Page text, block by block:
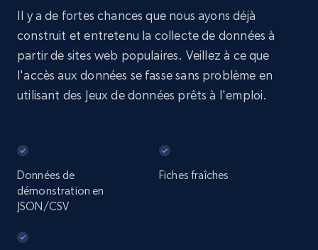
Il y a de fortes chances que nous ayons déjà
construit et entretenu la collecte de données à
partir de sites web populaires. Veillez à ce que
l'accès aux données se fasse sans problème en
utilisant des Jeux de données prêts à l'emploi.
Données de
démonstration en
JSON/CSV
Fiches fraîches